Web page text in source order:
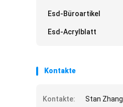
Esd-Büroartikel
Esd-Acrylblatt
Kontakte
Kontakte:
Stan Zhang